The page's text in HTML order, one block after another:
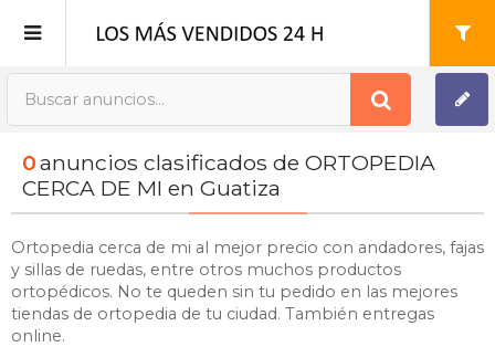
Publica tu Anuncio
Registro
0anuncios clasificados de ORTOPEDIA
CERCA DE MI en Guatiza
Ortopedia cerca de mi al mejor precio con andadores, fajas
y sillas de ruedas, entre otros muchos productos
ortopédicos. No te queden sin tu pedido en las mejores
tiendas de ortopedia de tu ciudad. También entregas
online.